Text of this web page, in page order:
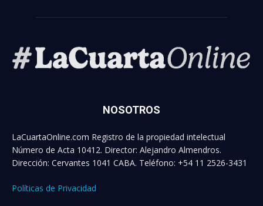
NOSOTROS
LaCuartaOnline.com Registro de la propiedad intelectual
Número de Acta 10412. Director: Alejandro Almendros.
Dirección: Cervantes 1041 CABA. Teléfono: +54 11 2526-3431
Políticas de Privacidad